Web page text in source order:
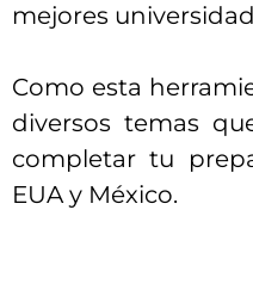
mejores
Como esta
diversos temas
completar tu
EUA y México.